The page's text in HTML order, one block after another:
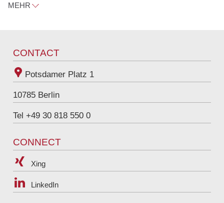
MEHR
Tel +49 30 818 550 314
CONTACT
Potsdamer Platz 1
10785 Berlin
Tel +49 30 818 550 0
CONNECT
Xing
LinkedIn